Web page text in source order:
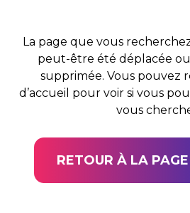
La page que vous recherchez
peut-être été déplacée
supprimée. Vous pouvez
d’accueil pour voir si vous
vous
RETOUR À LA